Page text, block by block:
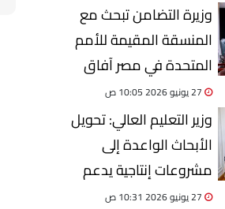
وزيرة التضامن تبحث مع
المنسقة المقيمة للأمم
المتحدة في مصر آفاق
التعاون ودعم الجهود
المشتركة
وزير التعليم العالي: تحويل
الأبحاث الواعدة إلى
مشروعات إنتاجية يدعم
التحول نحو اقتصاد المعرفة